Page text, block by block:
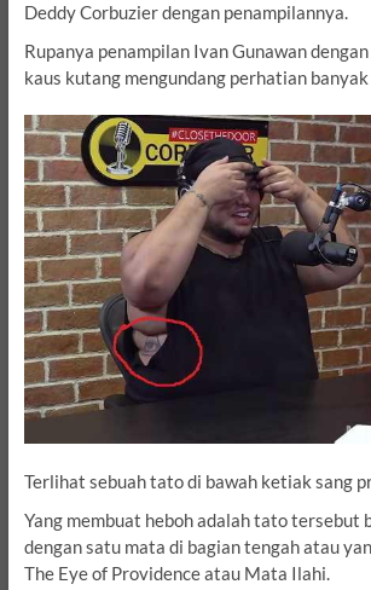
Deddy Corbuzier dengan penampilannya.
Rupanya penampilan Ivan Gunawan
kaus kutang mengundang perhatian
Terlihat sebuah tato di bawah ketiak sang
Yang membuat heboh adalah tato tersebut
dengan satu mata di bagian tengah atau
The Eye of Providence atau Mata Ilahi.